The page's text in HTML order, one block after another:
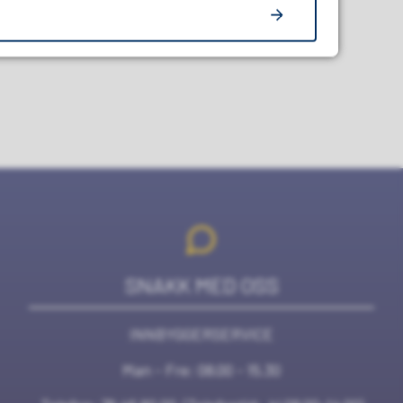
SNAKK MED OSS
INNBYGGERSERVICE
Man - Fre: 08.00 - 15.30